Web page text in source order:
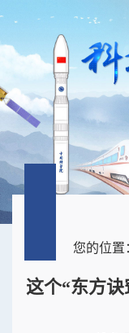
您的位置
这个“东方